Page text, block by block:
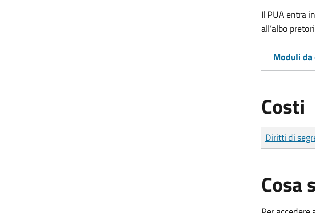
Il PUA entra
all’albo
Moduli da
Costi
Tipo di
Importo
Diritti di
Cosa